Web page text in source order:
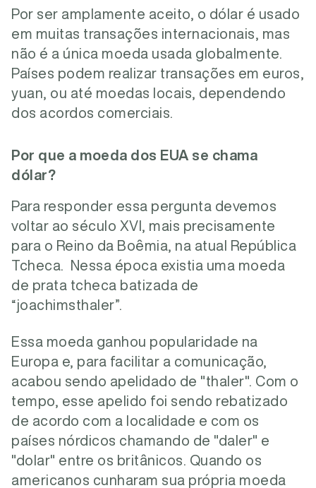
Por ser amplamente aceito, o dólar é usado
em muitas transações internacionais, mas
não é a única moeda usada globalmente.
Países podem realizar transações em euros,
yuan, ou até moedas locais, dependendo
dos acordos comerciais.
Por que a moeda dos EUA se chama
dólar?
Para responder essa pergunta devemos
voltar ao século XVI, mais precisamente
para o Reino da Boêmia, na atual República
Tcheca. Nessa época existia uma moeda
de prata tcheca batizada de
“joachimsthaler”.
Essa moeda ganhou popularidade na
Europa e, para facilitar a comunicação,
acabou sendo apelidado de "thaler". Com o
tempo, esse apelido foi sendo rebatizado
de acordo com a localidade e com os
países nórdicos chamando de "daler" e
"dolar" entre os britânicos. Quando os
americanos cunharam sua própria moeda